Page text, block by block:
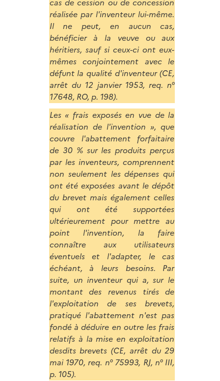
cas de cession ou de concession
réalisée par l'inventeur lui-même.
Il ne peut, en aucun cas,
bénéficier à la veuve ou aux
héritiers, sauf si ceux-ci ont eux-
mêmes conjointement avec le
défunt la qualité d'inventeur (CE,
arrêt du 12 janvier 1953, req. n°
17648, RO, p. 198).
Les « frais exposés en vue de la
réalisation de l'invention », que
couvre l'abattement forfaitaire
de 30 % sur les produits perçus
par les inventeurs, comprennent
non seulement les dépenses qui
ont été exposées avant le dépôt
du brevet mais également celles
qui ont été supportées
ultérieurement pour mettre au
point l'invention, la faire
connaître aux utilisateurs
éventuels et l'adapter, le cas
échéant, à leurs besoins. Par
suite, un inventeur qui a, sur le
montant des revenus tirés de
l'exploitation de ses brevets,
pratiqué l'abattement n'est pas
fondé à déduire en outre les frais
relatifs à la mise en exploitation
desdits brevets (CE, arrêt du 29
mai 1970, req. n° 75993, RJ, n° III,
p. 105).